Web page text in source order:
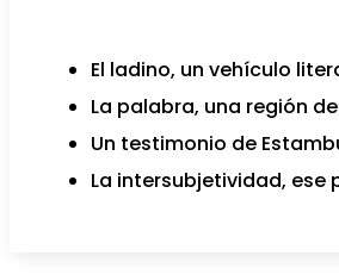
El ladino, un vehículo
La palabra, una región
Un testimonio de
La intersubjetividad, ese